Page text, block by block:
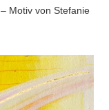
– Motiv von Stefanie